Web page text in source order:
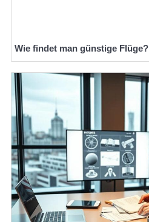
Wie findet man günstige Flüge?